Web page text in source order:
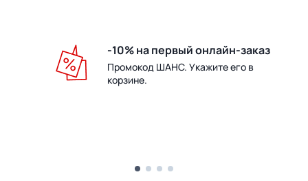
-10% на первый онлайн-заказ
Промокод ШАНС. Укажите его в
корзине.